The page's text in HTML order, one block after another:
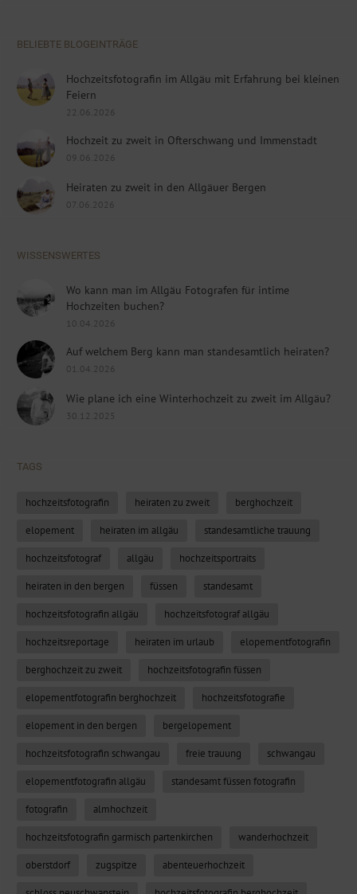
BELIEBTE BLOGEINTRÄGE
Hochzeitsfotografin im Allgäu mit Erfahrung bei kleinen
Feiern
22.06.2026
Hochzeit zu zweit in Ofterschwang und Immenstadt
09.06.2026
Heiraten zu zweit in den Allgäuer Bergen
07.06.2026
WISSENSWERTES
Wo kann man im Allgäu Fotografen für intime
Hochzeiten buchen?
10.04.2026
Auf welchem Berg kann man standesamtlich heiraten?
01.04.2026
Wie plane ich eine Winterhochzeit zu zweit im Allgäu?
30.12.2025
TAGS
hochzeitsfotografin heiraten zu zweit berghochzeit
elopement heiraten im allgäu standesamtliche trauung
hochzeitsfotograf allgäu hochzeitsportraits
heiraten in den bergen füssen standesamt
hochzeitsfotografin allgäu hochzeitsfotograf allgäu
hochzeitsreportage heiraten im urlaub elopementfotografin
berghochzeit zu zweit hochzeitsfotografin füssen
elopementfotografin berghochzeit hochzeitsfotografie
elopement in den bergen bergelopement
hochzeitsfotografin schwangau freie trauung schwangau
elopementfotografin allgäu standesamt füssen fotografin
fotografin almhochzeit
hochzeitsfotografin garmisch partenkirchen wanderhochzeit
oberstdorf zugspitze abenteuerhochzeit